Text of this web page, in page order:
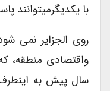
با یکدیگرمیتوانند
روی الجزایر نمی
واقتصادی منطقه،
سال پیش به